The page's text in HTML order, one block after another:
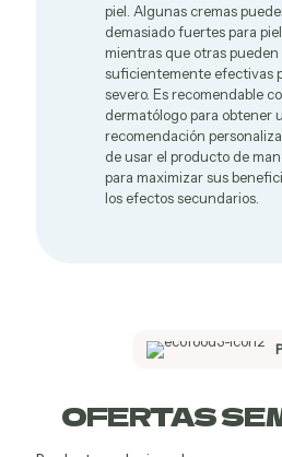
piel. Algunas cremas
demasiado fuertes para
mientras que otras pueden
suficientemente efectivas
severo. Es recomendable
dermatólogo para obtener
recomendación
de usar el producto de
para maximizar sus
los efectos secundarios.
OFERTAS